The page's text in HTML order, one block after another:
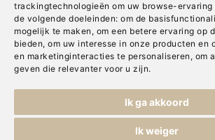
trackingtechnologieën om uw browse-
de volgende doeleinden: om de
mogelijk te maken , om een betere ervaring op
bieden, om uw interesse in onze producten en
en marketinginteracties te personaliseren , om
geven die relevanter voor u zijn.
Ik ga akkoord
Ik weiger
Cookies